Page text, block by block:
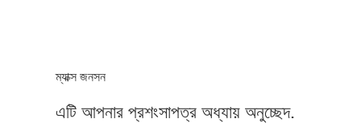
এটি আপনার প্রশংসাপত্র অধ্যায় অনুচ্ছেদ.
ম্যাক্স জনসন